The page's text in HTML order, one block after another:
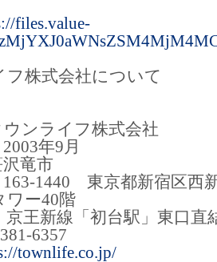
files.value-
フ株式会社について
ンライフ株式会社
年9月
竜市
163-1440 東京都新宿区西
ワー40階
京王新線「初台駅」東口直
6357
townlife.co.jp/